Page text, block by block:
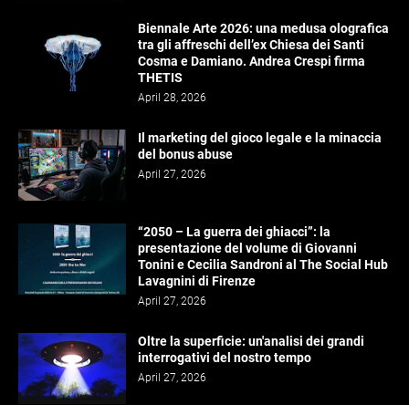
Biennale Arte 2026: una medusa olografica
tra gli affreschi dell’ex Chiesa dei Santi
Cosma e Damiano. Andrea Crespi firma
THETIS
April 28, 2026
Il marketing del gioco legale e la minaccia
del bonus abuse
April 27, 2026
“2050 – La guerra dei ghiacci”: la
presentazione del volume di Giovanni
Tonini e Cecilia Sandroni al The Social Hub
Lavagnini di Firenze
April 27, 2026
Oltre la superficie: un'analisi dei grandi
interrogativi del nostro tempo
April 27, 2026